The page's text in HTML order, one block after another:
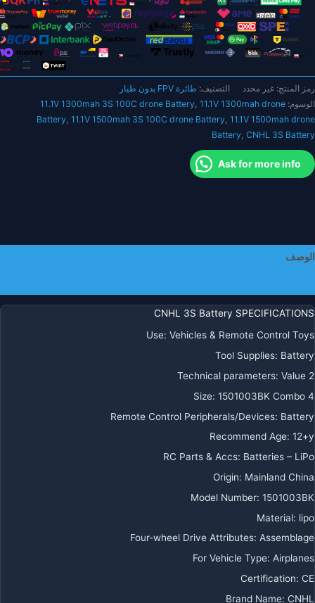
لطائرة
طيار
-
سلسلة
سوداء
1300
مللي
أمبير/
ساعة
100C
مع
XT60
لطائرة
FPV
بدون
طيار
رمز المنتج: غير محدد التصنيف: طائرة FPV بدون طيار
الوسوم:
11.1V 1300mah 3S 100C drone Battery 11.1V 1300mah drone
Battery 11.1V 1500mah 3S 100C drone Battery 11.1V 1500mah drone
Battery CNHL 3S Battery
Ask for more info
الوصف
CNHL 3S Battery SPECIFICATIONS
Use: Vehicles & Remote Control Toys
Tool Supplies: Battery
Technical parameters: Value 2
Size: 1501003BK Combo 4
Remote Control Peripherals/Devices: Battery
Recommend Age: 12+y
RC Parts & Accs: Batteries – LiPo
Origin: Mainland China
Model Number: 1501003BK
Material: lipo
Four-wheel Drive Attributes: Assemblage
For Vehicle Type: Airplanes
Certification: CE
Brand Name: CNHL